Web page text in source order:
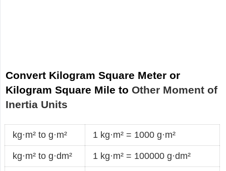
Convert Kilogram Square Meter or
Kilogram Square Mile to Other Moment of
Inertia Units
kg·m² to g·m² 1 kg·m² = 1000 g·m²
kg·m² to g·dm² 1 kg·m² = 100000 g·dm²